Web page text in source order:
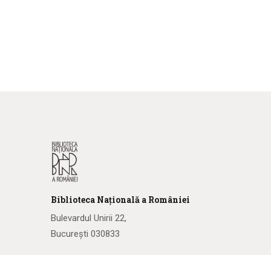
Biblioteca Națională a României
Bulevardul Unirii 22,
București 030833